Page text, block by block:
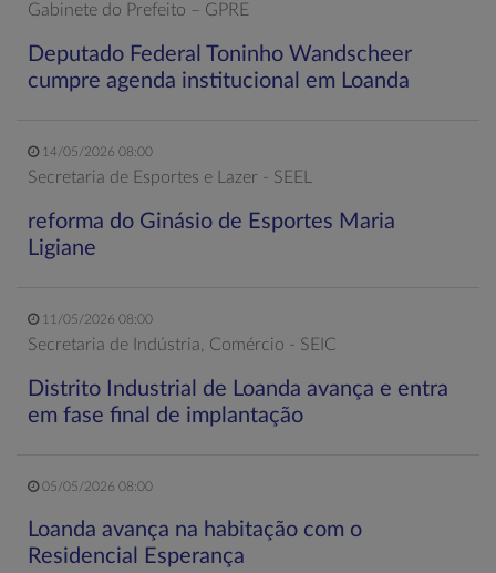
Gabinete do Prefeito – GPRE
Deputado Federal Toninho Wandscheer
cumpre agenda institucional em Loanda
14/05/2026 08:00
Secretaria de Esportes e Lazer - SEEL
reforma do Ginásio de Esportes Maria
Ligiane
11/05/2026 08:00
Secretaria de Indústria, Comércio - SEIC
Distrito Industrial de Loanda avança e entra
em fase final de implantação
05/05/2026 08:00
Loanda avança na habitação com o
Residencial Esperança